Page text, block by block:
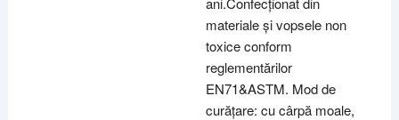
materiale și vopsele non
toxice conform
reglementărilor
EN71&ASTM. Mod de
curățare: cu cârpă moale,